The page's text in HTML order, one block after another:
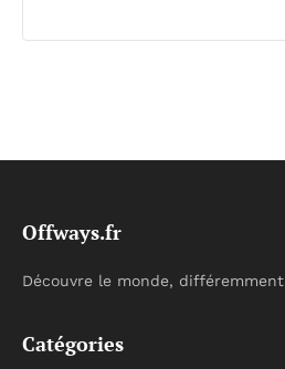
Offways.fr
Découvre le monde, différemment
Catégories